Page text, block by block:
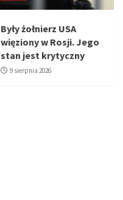
Były żołnierz USA
więziony w Rosji. Jego
stan jest krytyczny
9 sierpnia 2026